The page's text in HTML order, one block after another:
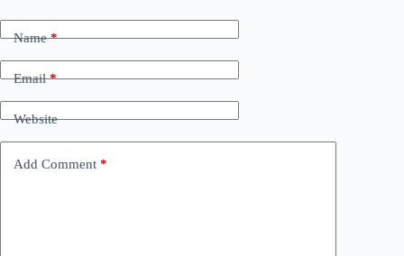
Name*
Email*
Website
Add Comment *